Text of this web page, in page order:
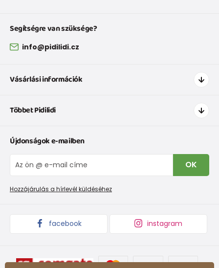
Segítségre van szüksége?
info@pidilidi.cz
Vásárlási információk
Szállítás és fizetés
Cipőmérettáblázat
IVisszaküldések és reklamációk
Panaszkezelési eljárás
Többet Pidilidi
Rólunk
Blog
Nagykereskedelem PiDiLiDi
Áruk begyűjtése
Újdonságok e-mailben
OK
Hozzájárulás a hírlevél küldéséhez
facebook instagram